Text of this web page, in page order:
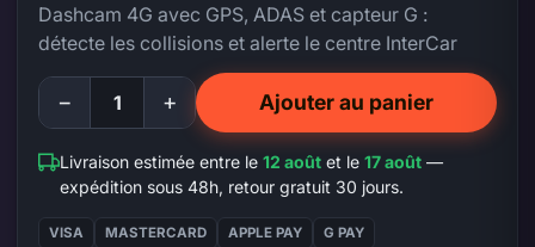
Dashcam 4G avec GPS, ADAS et capteur G :
détecte les collisions et alerte le centre InterCar
− + Ajouter au panier
Livraison estimée entre le12 août et le17 août —
expédition sous 48h, retour gratuit 30 jours.
VISA MASTERCARD APPLE PAY
G PAY